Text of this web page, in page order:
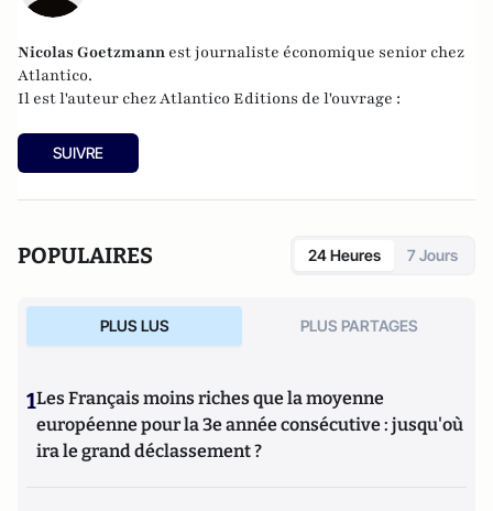
Nicolas Goetzmann est journaliste économique senior chez
Atlantico.
Il est l'auteur chezAtlantico Editions de l'ouvrage :
SUIVRE
POPULAIRES 24 Heures 7 Jours
PLUS LUS PLUS PARTAGES
1Les Français moins riches que la moyenne
européenne pour la 3e année consécutive : jusqu'où
ira le grand déclassement ?